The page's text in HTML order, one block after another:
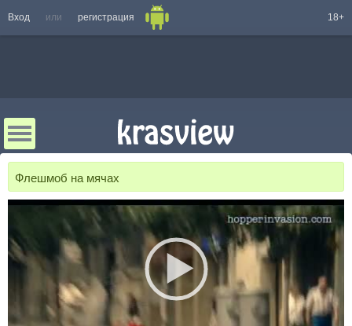
Вход или регистрация 18+
Флешмоб на мячах